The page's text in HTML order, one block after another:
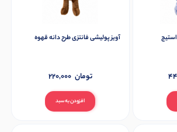
آویز پولیشی فانتزی طرح دانه قهوه
افزودن به سبد
220,000 تومان